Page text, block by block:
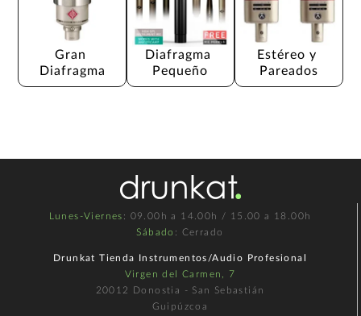
Gran
Diafragma
Diafragma
Pequeño
Estéreo y
Pareados
Lunes-Viernes : 09.00h a 14.00h / 15.00 a 18.00h
Sábado : Cerrado
Drunkat Tienda Instrumentos/Audio Profesional
Virgen del Carmen, 7
20012 Donostia - San Sebastián
Guipúzcoa